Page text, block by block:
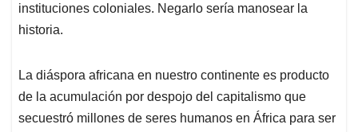
instituciones coloniales. Negarlo sería manosear la
historia.
La diáspora africana en nuestro continente es producto
de la acumulación por despojo del capitalismo que
secuestró millones de seres humanos en África para ser